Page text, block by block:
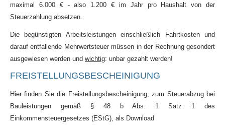
maximal 6.000 € - also 1.200 € im Jahr pro Haushalt von der
Steuerzahlung absetzen.
Die begünstigten Arbeitsleistungen einschließlich Fahrtkosten und
darauf entfallende Mehrwertsteuer müssen in der Rechnung gesondert
ausgewiesen werden und wichtig: unbar gezahlt werden!
FREISTELLUNGSBESCHEINIGUNG
Hier finden Sie die Freistellungsbescheinigung, zum Steuerabzug bei
Bauleistungen gemäß § 48 b Abs. 1 Satz 1 des
Einkommensteuergesetzes (EStG), als Download